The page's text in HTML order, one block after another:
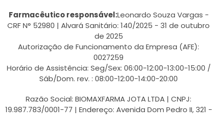
Farmacêutico responsável:Leonardo Souza Vargas -
CRF N° 52980 | Alvará Sanitário: 140/2025 - 31 de outubro
de 2025
Autorização de Funcionamento da Empresa (AFE):
0027259
Horário de Assistência: Seg/Sex: 06:00-12:00-13:00-15:00 /
Sáb/Dom. rev. : 08:00-12:00-14:00-20:00
Razão Social: BIOMAXFARMA JOTA LTDA | CNPJ:
19.987.783/0001-77 | Endereço: Avenida Dom Pedro II, 321 -